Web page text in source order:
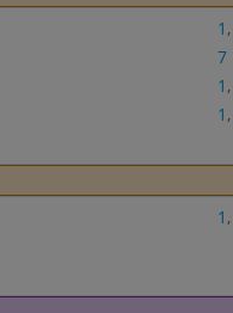
1 ,
7
1 ,
1 ,
1 ,